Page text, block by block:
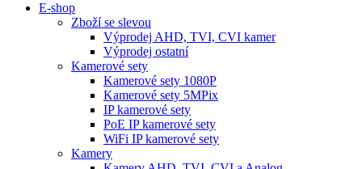
E-shop
Zboží se slevou
Výprodej AHD, TVI, CVI kamer
Výprodej ostatní
Kamerové sety
Kamerové sety 1080P
Kamerové sety 5MPix
IP kamerové sety
PoE IP kamerové sety
WiFi IP kamerové sety
Kamery